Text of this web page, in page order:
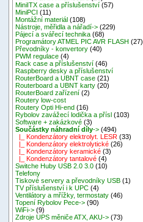
MiniITX case a příslušenství (57)
MiniPCI (11)
Montážní materiál (108)
Nástroje, měřidla a nářadí-> (229)
Pájecí a svářecí technika (68)
Programátory ATMEL PIC AVR FLASH (27)
Převodníky - konvertory (40)
PWM regulace (4)
Rack case a příslušenství (46)
Raspberry desky a příslušenství
RouterBoard a UBNT case (21)
Routerboard a UBNT karty (20)
RouterBoard zařízení (2)
Routery low-cost
Routery Opti Hi-end (16)
Rybolov zavážecí lodička a přísl (103)
Software + zakázkové (3)
Součástky náhradní díly-> (494)
|_ Kondenzátory elektrolyt. LESR (33)
|_ Kondenzátory elektrolytické (26)
|_ Kondenzátory keramické (3)
|_ Kondenzátory tantalové (4)
Switche Huby USB 2.0 3.0 (10)
Telefony
Tiskové servery a převodníky USB (1)
TV příslušenství i k UPC (4)
Ventilátory a mřížky, termostaty (46)
Topení Rybolov Pece-> (90)
WiFi-> (9)
Zdroje UPS měniče ATX, AKU-> (73)